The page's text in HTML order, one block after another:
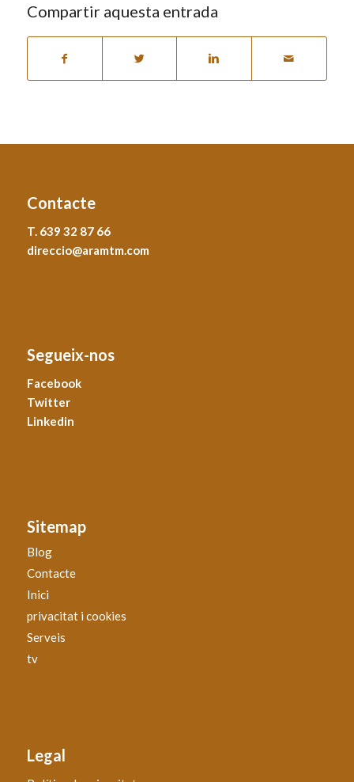
Compartir aquesta entrada
Contacte
T. 639 32 87 66
direccio@aramtm.com
Segueix-nos
Facebook
Twitter
Linkedin
Sitemap
Blog
Contacte
Inici
privacitat i cookies
Serveis
tv
Legal